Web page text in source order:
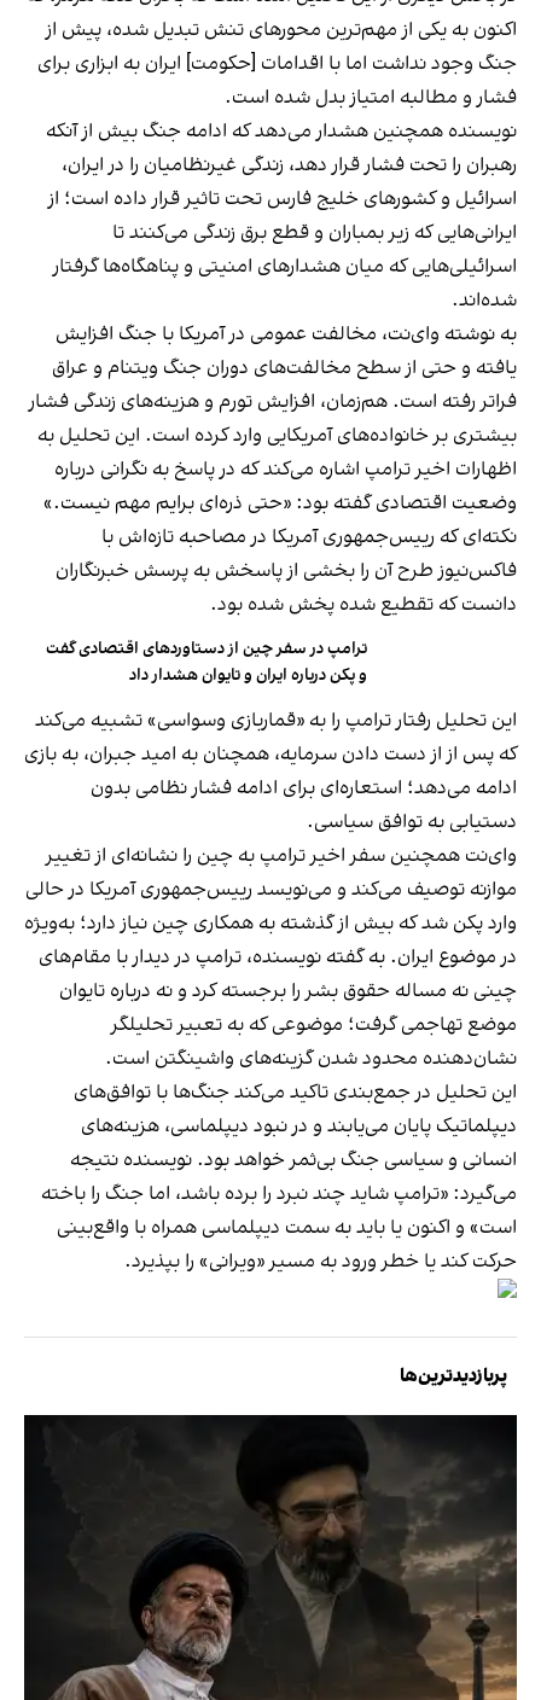
اکنون به یکی از مهم‌ترین محورهای تنش تبدیل شده، پیش از
جنگ وجود نداشت اما با اقدامات [حکومت] ایران به ابزاری برای
فشار و مطالبه امتیاز بدل شده است.
نویسنده همچنین هشدار می‌دهد که ادامه جنگ بیش از آنکه
رهبران را تحت فشار قرار دهد، زندگی غیرنظامیان را در ایران،
اسرائیل و کشورهای خلیج فارس تحت تاثیر قرار داده است؛ از
ایرانی‌هایی که زیر بمباران و قطع برق زندگی می‌کنند تا
اسرائیلی‌هایی که میان هشدارهای امنیتی و پناهگاه‌ها گرفتار
شده‌اند.
به نوشته وای‌نت، مخالفت عمومی در آمریکا با جنگ افزایش
یافته و حتی از سطح مخالفت‌های دوران جنگ ویتنام و عراق
فراتر رفته است. هم‌زمان، افزایش تورم و هزینه‌های زندگی فشار
بیشتری بر خانواده‌های آمریکایی وارد کرده است. این تحلیل به
اظهارات اخیر ترامپ اشاره می‌کند که در پاسخ به نگرانی درباره
وضعیت اقتصادی گفته بود: «حتی ذره‌ای برایم مهم نیست.»
نکته‌ای که رییس‌جمهوری آمریکا در مصاحبه تازه‌اش با
فاکس‌نیوز طرح آن را بخشی از پاسخش به پرسش خبرنگاران
دانست که تقطیع شده پخش شده بود.
ترامپ در سفر چین از دستاوردهای اقتصادی گفت
و پکن درباره ایران و تایوان هشدار داد
این تحلیل رفتار ترامپ را به «قماربازی وسواسی» تشبیه می‌کند
که پس از از دست دادن سرمایه، همچنان به امید جبران، به بازی
ادامه می‌دهد؛ استعاره‌ای برای ادامه فشار نظامی بدون
دستیابی به توافق سیاسی.
وای‌نت همچنین سفر اخیر ترامپ به چین را نشانه‌ای از تغییر
موازنه توصیف می‌کند و می‌نویسد رییس‌جمهوری آمریکا در حالی
وارد پکن شد که بیش از گذشته به همکاری چین نیاز دارد؛ به‌ویژه
در موضوع ایران. به گفته نویسنده، ترامپ در دیدار با مقام‌های
چینی نه مساله حقوق بشر را برجسته کرد و نه درباره تایوان
موضع تهاجمی گرفت؛ موضوعی که به تعبیر تحلیلگر
نشان‌دهنده محدود شدن گزینه‌های واشینگتن است.
این تحلیل در جمع‌بندی تاکید می‌کند جنگ‌ها با توافق‌های
دیپلماتیک پایان می‌یابند و در نبود دیپلماسی، هزینه‌های
انسانی و سیاسی جنگ بی‌ثمر خواهد بود. نویسنده نتیجه
می‌گیرد: «ترامپ شاید چند نبرد را برده باشد، اما جنگ را باخته
است» و اکنون یا باید به سمت دیپلماسی همراه با واقع‌بینی
حرکت کند یا خطر ورود به مسیر «ویرانی» را بپذیرد.
پربازدیدترین‌ها